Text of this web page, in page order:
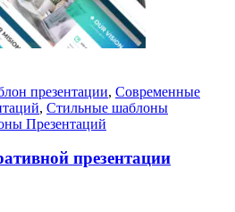
презентации, Современные
, Стильные шаблоны
Презентаций
презентации